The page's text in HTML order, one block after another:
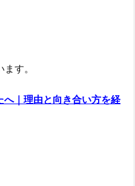
す。
｜理由と向き合い方を経